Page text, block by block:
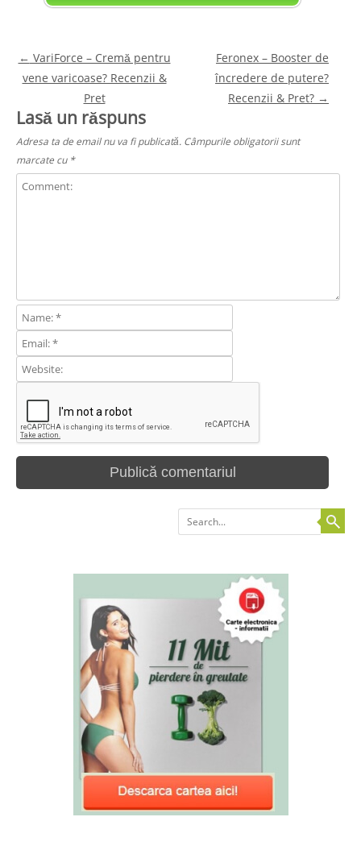
Post navigation
← VariForce – Cremă pentru
vene varicoase? Recenzii &
Pret
Feronex – Booster de
încredere de putere?
Recenzii & Pret? →
Lasă un răspuns
Adresa ta de email nu va fi publicată. Câmpurile obligatorii sunt
marcate cu *
Search